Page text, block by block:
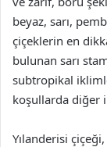
beyaz, sarı,
çiçeklerin en
bulunan sarı
subtropikal
koşullarda diğer
Yılanderisi